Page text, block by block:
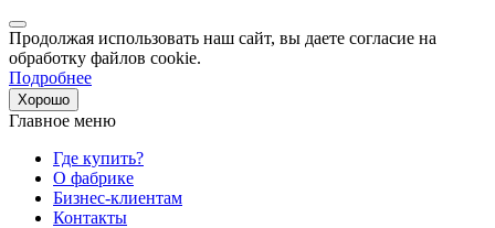
Продолжая использовать наш сайт, вы даете согласие на
обработку файлов cookie.
Подробнее
Хорошо
Главное меню
Где купить?
О фабрике
Бизнес-клиентам
Контакты